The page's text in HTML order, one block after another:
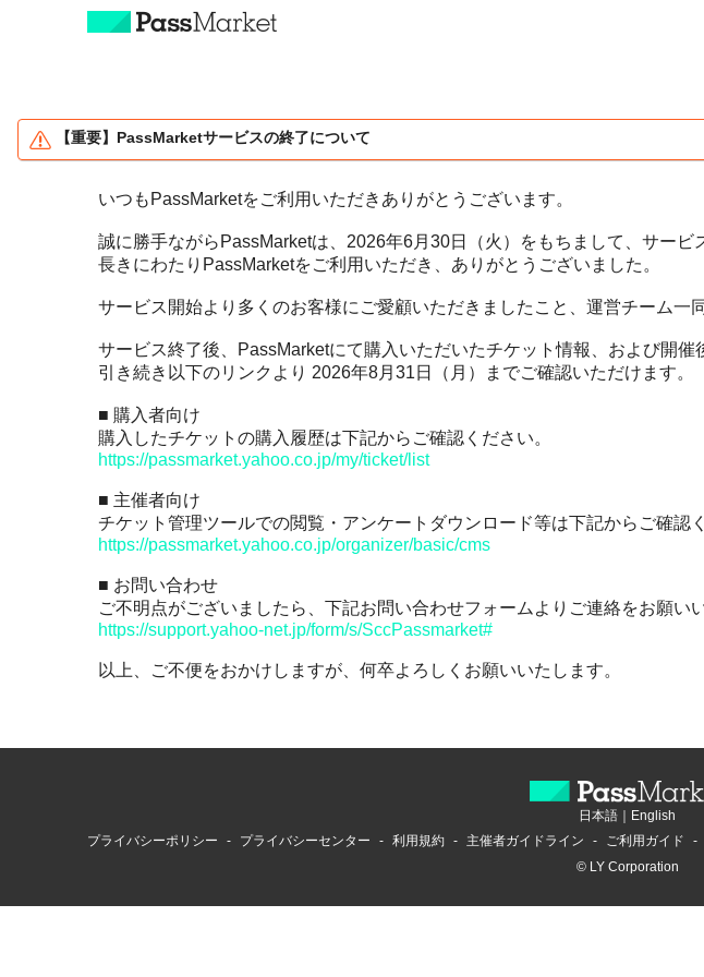
室、ワークショップ
、ゲーム、アニメ
長とご利用の流れ
料ダウンロード
催者さまへオススメ
整理券の発券で
オンラインのイベント
チケット作成管理
【重要】PassMarketサービスの終了について
いつもPassMarketをご利用いただきありがとうございます。
誠に勝手ながらPassMarketは、2026年6月30日（火）をもちまして、サービ
長きにわたりPassMarketをご利用いただき、ありがとうございました。
サービス開始より多くのお客様にご愛顧いただきましたこと、運営チーム一
サービス終了後、PassMarketにて購入いただいたチケット情報、および開催
引き続き以下のリンクより 2026年8月31日（月）までご確認いただけます。
■ 購入者向け
購入したチケットの購入履歴は下記からご確認ください。
https://passmarket.yahoo.co.jp/my/ticket/list
■ 主催者向け
チケット管理ツールでの閲覧・アンケートダウンロード等は下記からご確認
https://passmarket.yahoo.co.jp/organizer/basic/cms
■ お問い合わせ
ご不明点がございましたら、下記お問い合わせフォームよりご連絡をお願い
https://support.yahoo-net.jp/form/s/SccPassmarket#
以上、ご不便をおかけしますが、何卒よろしくお願いいたします。
日本語 ｜ English
プライバシーポリシー
プライバシーセンター 利用規約 主催者ガイドライン ご利用ガイド
© LY Corporation